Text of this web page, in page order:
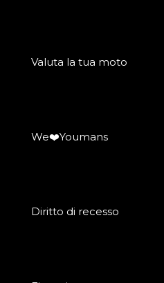
Valuta la tua moto
We❤️Youmans
Diritto di recesso